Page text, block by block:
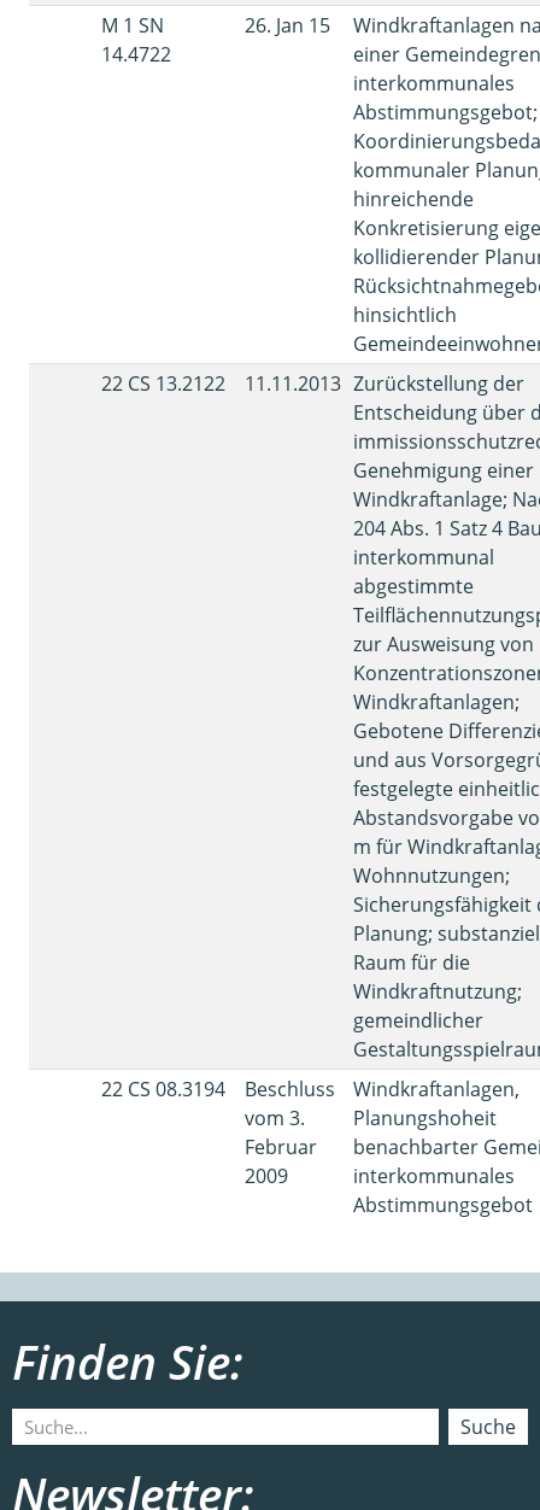
M 1 SN
14.4722
26. Jan 15
Windkraftanlagen
einer
interkommunales
Abstimmungsgebot;
kommunaler
hinreichende
Konkretisierung
kollidierender
hinsichtlich
22 CS 13.2122
11.11.2013 Zurückstellung der
Entscheidung über
Genehmigung einer
Windkraftanlage;
204 Abs. 1 Satz 4
interkommunal
abgestimmte
zur Ausweisung von
Windkraftanlagen;
Gebotene
und aus
festgelegte
Abstandsvorgabe
m für
Wohnnutzungen;
Sicherungsfähigkeit
Planung;
Raum für die
Windkraftnutzung;
gemeindlicher
22 CS 08.3194
Beschluss
vom 3.
Februar
2009
Windkraftanlagen,
Planungshoheit
benachbarter
interkommunales
Abstimmungsgebot
Finden Sie:
Suche
Newsletter: